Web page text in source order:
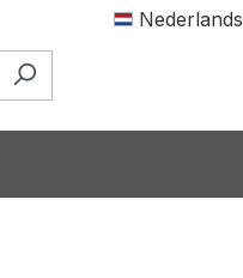
Nederlands